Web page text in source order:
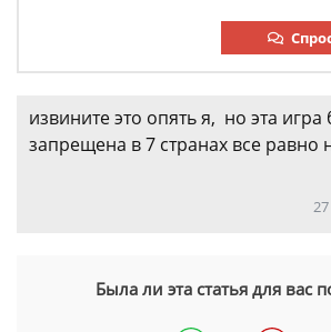
извините это опять я, но эта игра
запрещена в 7 странах все равно
Была ли эта статья для вас